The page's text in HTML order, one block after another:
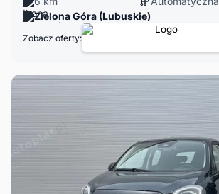
Zielona Góra (Lubuskie)
Zobacz oferty: